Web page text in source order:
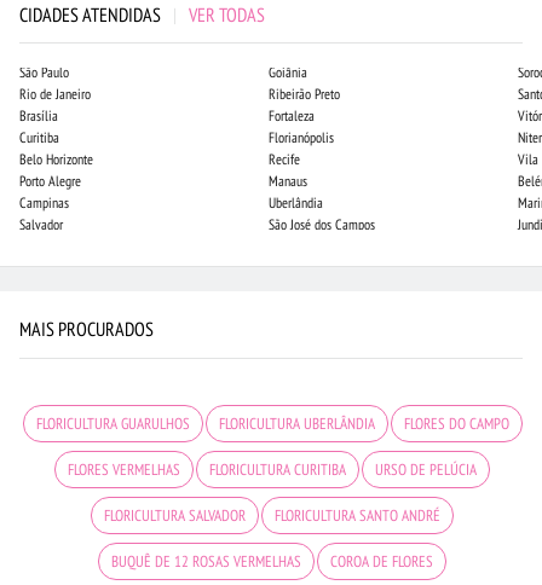
CIDADES ATENDIDAS | VER TODAS
São Paulo
Rio de Janeiro
Brasília
Curitiba
Belo Horizonte
Porto Alegre
Campinas
Salvador
Goiânia
Ribeirão Preto
Fortaleza
Florianópolis
Recife
Manaus
Uberlândia
São José dos Campos
Vila
MAIS PROCURADOS
FLORICULTURA GUARULHOS FLORICULTURA UBERLÂNDIA FLORES DO CAMPO
FLORES VERMELHAS FLORICULTURA CURITIBA URSO DE PELÚCIA
FLORICULTURA SALVADOR FLORICULTURA SANTO ANDRÉ
BUQUÊ DE 12 ROSAS VERMELHAS COROA DE FLORES